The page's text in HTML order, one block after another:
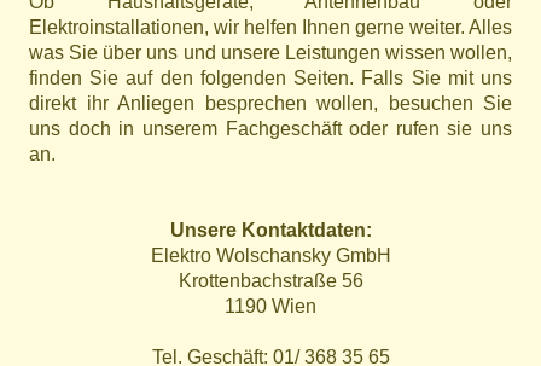
Elektroinstallationen, wir helfen Ihnen gerne weiter. Alles
was Sie über uns und unsere Leistungen wissen wollen,
finden Sie auf den folgenden Seiten. Falls Sie mit uns
direkt ihr Anliegen besprechen wollen, besuchen Sie
uns doch in unserem Fachgeschäft oder rufen sie uns
an.
Unsere Kontaktdaten:
Elektro Wolschansky GmbH
Krottenbachstraße 56
1190 Wien
Tel. Geschäft: 01/ 368 35 65